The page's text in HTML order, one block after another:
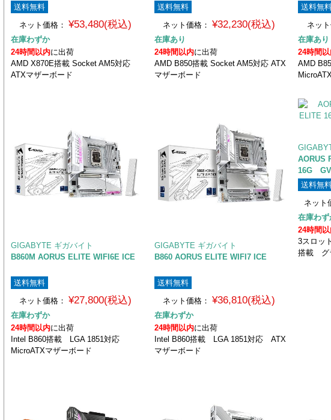
送料無料
ネット価格：
¥53,480(税込)
在庫わずか
24時間以内に出荷
AMD X870E搭載 Socket AM5対応
ATXマザーボード
送料無料
ネット価格：
¥32,230(税込)
在庫あり
24時間以内に出荷
AMD B850搭載 Socket AM5対応 ATX
マザーボード
送料無
ネット
在庫あり
24時間
AMD
GIGABYTE ギガバイト
B860M AORUS ELITE WIFI6E ICE
送料無料
ネット価格：
¥27,800(税込)
在庫わずか
24時間以内に出荷
Intel B860搭載 LGA 1851対応
MicroATXマザーボード
GIGABYTE ギガバイト
B860 AORUS ELITE WIFI7 ICE
送料無料
ネット価格：
¥36,810(税込)
在庫わずか
24時間以内に出荷
Intel B860搭載 LGA 1851対応 ATX
マザーボード
AORUS
16G
送料無
ネット
在庫わず
24時間
3スロッ
搭載 グ